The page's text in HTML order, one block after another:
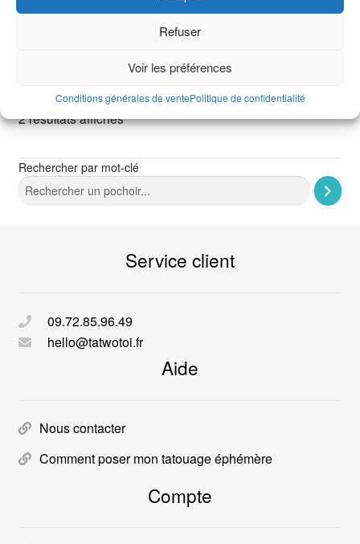
Refuser
Voir les préférences
Conditions générales de ventePolitique de confidentialité
2 résultats affichés
Rechercher par mot-clé
Service client
09.72.85.96.49
hello@tatwotoi.fr
Aide
Nous contacter
Comment poser mon tatouage éphémère
Compte